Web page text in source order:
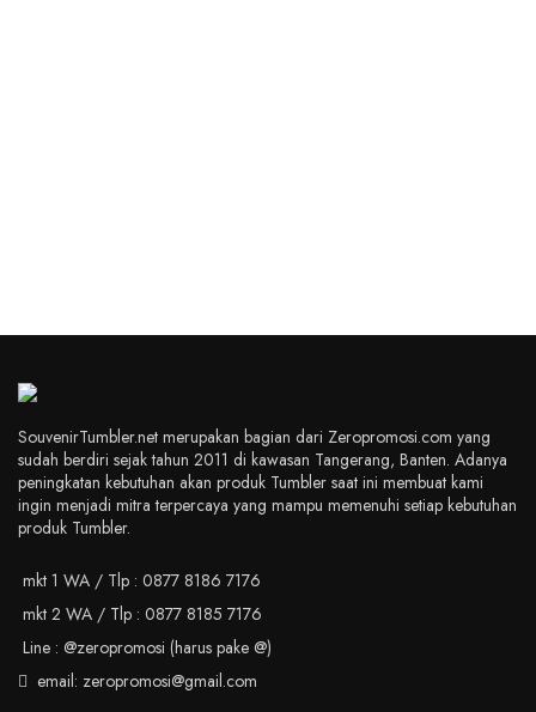
SouvenirTumbler.net merupakan bagian dari Zeropromosi.com yang
sudah berdiri sejak tahun 2011 di kawasan Tangerang, Banten. Adanya
peningkatan kebutuhan akan produk Tumbler saat ini membuat kami
ingin menjadi mitra terpercaya yang mampu memenuhi setiap kebutuhan
produk Tumbler.
mkt 1 WA / Tlp : 0877 8186 7176
mkt 2 WA / Tlp : 0877 8185 7176
Line : @zeropromosi (harus pake @)
email: zeropromosi@gmail.com